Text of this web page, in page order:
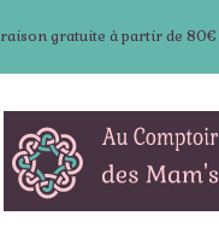
gratuite à partir de 80€